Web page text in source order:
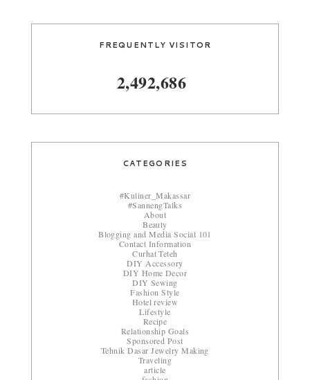
FREQUENTLY VISITOR
2,492,686
CATEGORIES
#Kuliner_Makassar
#SannengTalks
About
Beauty
Blogging and Media Social 101
Contact Information
Curhat Teteh
DIY Accessory
DIY Home Decor
DIY Sewing
Fashion Style
Hotel review
Lifestyle
Recipe
Relationship Goals
Sponsored Post
Tehnik Dasar Jewelry Making
Traveling
article